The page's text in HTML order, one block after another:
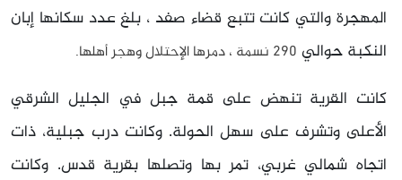
المهجرة والتي كانت تتبع قضاء صفد ، بلغ عدد سكانها إبان
النكبة حوالي 290 نسمة ، دمرها الإحتلال وهجر أهلها.
كانت القرية تنهض على قمة جبل في الجليل الشرقي
الأعلى وتشرف على سهل الحولة. وكانت درب جبلية، ذات
اتجاه شمالي غربي، تمر بها وتصلها بقرية قدس. وكانت